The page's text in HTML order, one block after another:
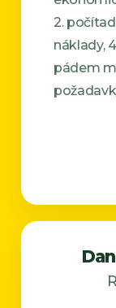
2.
náklady,
pádem